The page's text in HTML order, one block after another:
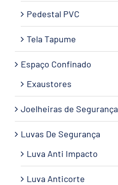
Pedestal PVC
Tela Tapume
Espaço Confinado
Exaustores
Joelheiras de Segurança
Luvas De Segurança
Luva Anti Impacto
Luva Anticorte